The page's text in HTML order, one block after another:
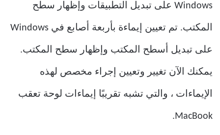
Windows على تبديل التطبيقات وإظهار سطح
المكتب. تم تعيين إيماءة بأربعة أصابع في Windows
على تبديل أسطح المكتب وإظهار سطح المكتب.
يمكنك الآن تغيير وتعيين إجراء مخصص لهذه
الإيماءات ، والتي تشبه تقريبًا إيماءات لوحة تعقب
MacBook.